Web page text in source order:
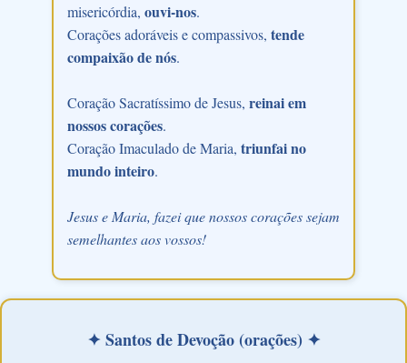
misericórdia, ouvi-nos.
Corações adoráveis e compassivos, tende
compaixão de nós.
Coração Sacratíssimo de Jesus, reinai em
nossos corações.
Coração Imaculado de Maria, triunfai no
mundo inteiro.
Jesus e Maria, fazei que nossos corações sejam
semelhantes aos vossos!
✦ Santos de Devoção (orações) ✦